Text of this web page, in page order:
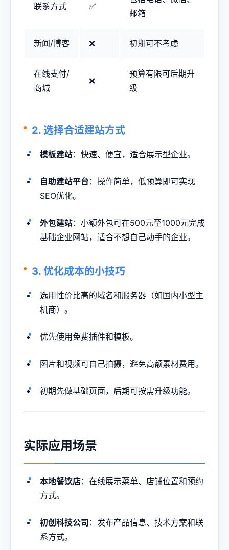
联系方式 ✅
邮箱
新闻/博客 ❌ 初期可不考虑
在线支付/
商城
❌
预算有限可后期升
级
2. 选择合适建站方式
模板建站：快速、便宜，适合展示型企业。
自助建站平台 ：操作简单，低预算即可实现
SEO优化。
外包建站：小额外包可在500元至1000元完成
基础企业网站，适合不想自己动手的企业。
3. 优化成本的小技巧
选用性价比高的域名和服务器（如国内小型主
机商）。
优先使用免费插件和模板。
图片和视频可自己拍摄，避免高额素材费用。
初期先做基础页面，后期可按需升级功能。
实际应用场景
本地餐饮店：在线展示菜单、店铺位置和预约
方式。
初创科技公司 ：发布产品信息、技术方案和联
系方式。